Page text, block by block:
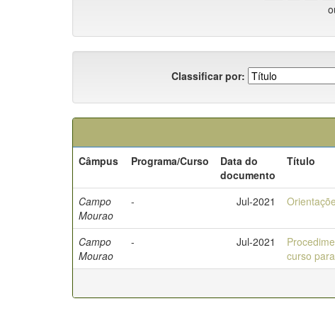
Classificar por:
Câmpus
Programa/Curso
Data do
documento
Título
Campo
Mourao
- Jul-2021
Campo
Mourao
- Jul-2021
curso